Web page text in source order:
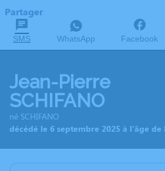
Partager
SMS WhatsApp Facebook
Jean-Pierre
SCHIFANO
né SCHIFANO
décédé le 6 septembre 2025 à l'âge de